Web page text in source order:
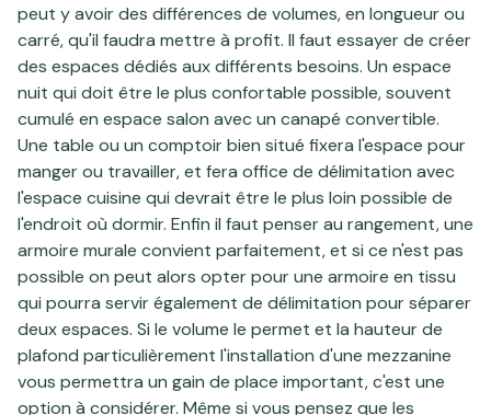
peut y avoir des différences de volumes, en longueur ou
carré, qu'il faudra mettre à profit. Il faut essayer de créer
des espaces dédiés aux différents besoins. Un espace
nuit qui doit être le plus confortable possible, souvent
cumulé en espace salon avec un canapé convertible.
Une table ou un comptoir bien situé fixera l'espace pour
manger ou travailler, et fera office de délimitation avec
l'espace cuisine qui devrait être le plus loin possible de
l'endroit où dormir. Enfin il faut penser au rangement, une
armoire murale convient parfaitement, et si ce n'est pas
possible on peut alors opter pour une armoire en tissu
qui pourra servir également de délimitation pour séparer
deux espaces. Si le volume le permet et la hauteur de
plafond particulièrement l'installation d'une mezzanine
vous permettra un gain de place important, c'est une
option à considérer. Même si vous pensez que les